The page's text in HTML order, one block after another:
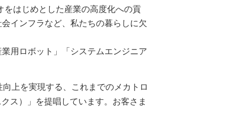
はじめとした産業の高度化への貢
インフラなど、私たちの暮らしに欠
用ロボット」「システムエンジニア
上を実現する、これまでのメカトロ
ス）」を提唱しています。お客さま